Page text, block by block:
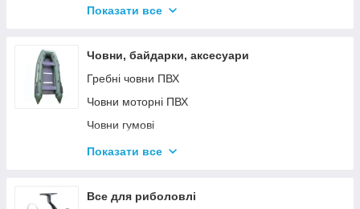
Вольтметры
Показати все
Човни, байдарки, аксесуари
Гребні човни ПВХ
Човни моторні ПВХ
Човни гумові
Надувні байдарки
Тюбінг
Показати все
Все для риболовлі